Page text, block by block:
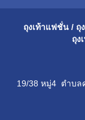
ถุงเท้าแฟชั่น / ถุ
ถุง
19/38 หมู่4 ตำบล